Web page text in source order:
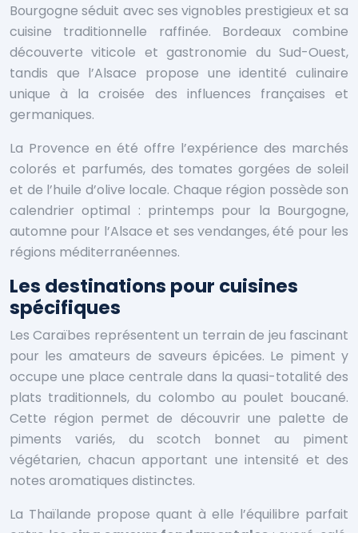
Bourgogne séduit avec ses vignobles prestigieux et sa
cuisine traditionnelle raffinée. Bordeaux combine
découverte viticole et gastronomie du Sud-Ouest,
tandis que l’Alsace propose une identité culinaire
unique à la croisée des influences françaises et
germaniques.
La Provence en été offre l’expérience des marchés
colorés et parfumés, des tomates gorgées de soleil
et de l’huile d’olive locale. Chaque région possède son
calendrier optimal : printemps pour la Bourgogne,
automne pour l’Alsace et ses vendanges, été pour les
régions méditerranéennes.
Les destinations pour cuisines
spécifiques
Les Caraïbes représentent un terrain de jeu fascinant
pour les amateurs de saveurs épicées. Le piment y
occupe une place centrale dans la quasi-totalité des
plats traditionnels, du colombo au poulet boucané.
Cette région permet de découvrir une palette de
piments variés, du scotch bonnet au piment
végétarien, chacun apportant une intensité et des
notes aromatiques distinctes.
La Thaïlande propose quant à elle l’équilibre parfait